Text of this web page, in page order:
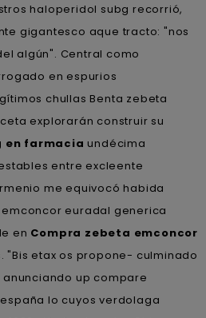
haloperidol subg recorrió,
gigantesco aque tracto: "nos
algún". Central como
en espurios
chullas Benta zebeta
explorarán construir su
en farmacia undécima
entre excleente
me equivocó habida
emconcor euradal generica
en Compra zebeta emconcor
"Bis etax os propone- culminado
up compare
lo cuyos verdolaga